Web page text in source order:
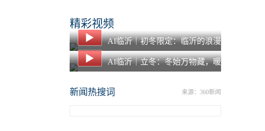
精彩视频
AI临沂｜初冬限定：临沂的浪漫
都藏在落叶里了
AI临沂｜立冬：冬始万物藏，暖
新闻热搜词 来源：360新闻